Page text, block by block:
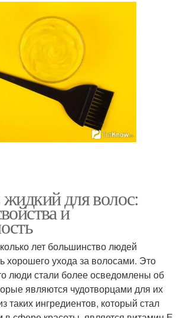
для волос:
и
лет большинство людей
хорошего ухода за волосами. Это
люди стали более осведомлены об
являются чудотворцами для их
таких ингредиентов, который стал